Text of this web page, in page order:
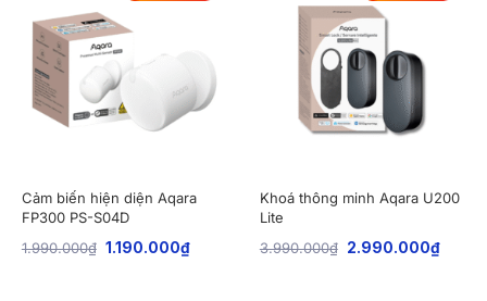
Cảm biến hiện diện Aqara
FP300 PS-S04D
1.990.000₫ 1.190.000₫
Khoá thông minh Aqara U200
Lite
3.990.000₫ 2.990.000₫